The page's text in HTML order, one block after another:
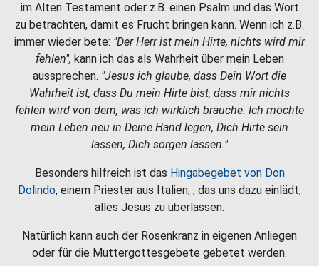
im Alten Testament oder z.B. einen Psalm und das Wort
zu betrachten, damit es Frucht bringen kann. Wenn ich z.B.
immer wieder bete: "Der Herr ist mein Hirte, nichts wird mir
fehlen", kann ich das als Wahrheit über mein Leben
aussprechen. "Jesus ich glaube, dass Dein Wort die
Wahrheit ist, dass Du mein Hirte bist, dass mir nichts
fehlen wird von dem, was ich wirklich brauche. Ich möchte
mein Leben neu in Deine Hand legen, Dich Hirte sein
lassen, Dich sorgen lassen."
Besonders hilfreich ist das Hingabegebet von Don
Dolindo, einem Priester aus Italien, , das uns dazu einlädt,
alles Jesus zu überlassen.
Natürlich kann auch der Rosenkranz in eigenen Anliegen
oder für die Muttergottesgebete gebetet werden.